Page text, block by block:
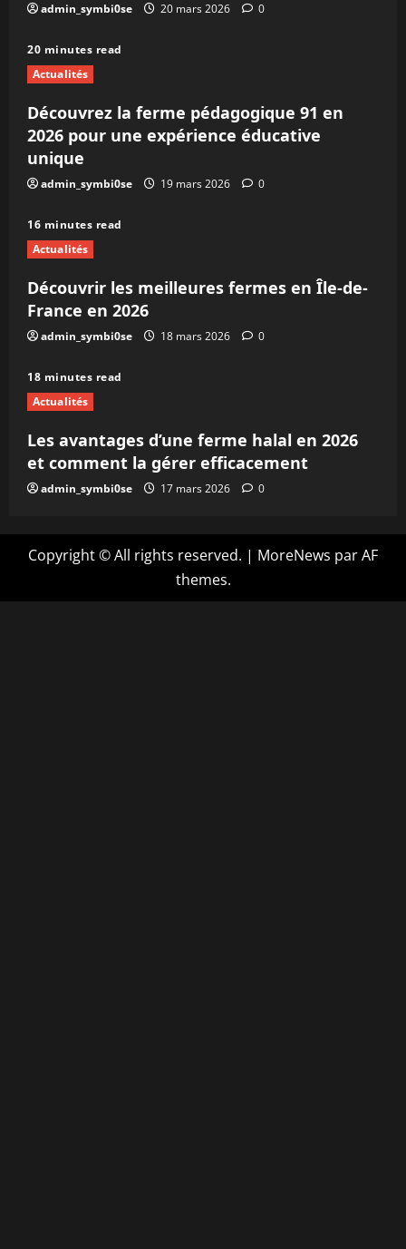
admin_symbi0se 20 mars 2026 0
20 minutes read
Actualités
Découvrez la ferme pédagogique 91 en
2026 pour une expérience éducative
unique
admin_symbi0se 19 mars 2026 0
16 minutes read
Actualités
Découvrir les meilleures fermes en Île-de-
France en 2026
admin_symbi0se 18 mars 2026 0
18 minutes read
Actualités
Les avantages d’une ferme halal en 2026
et comment la gérer efficacement
admin_symbi0se 17 mars 2026 0
Copyright © All rights reserved. | MoreNews par AF
themes.